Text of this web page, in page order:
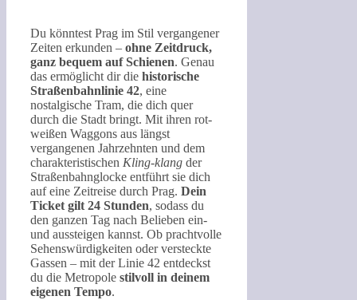
Du könntest Prag im Stil vergangener
Zeiten erkunden – ohne Zeitdruck,
ganz bequem auf Schienen. Genau
das ermöglicht dir die historische
Straßenbahnlinie 42, eine
nostalgische Tram, die dich quer
durch die Stadt bringt. Mit ihren rot-
weißen Waggons aus längst
vergangenen Jahrzehnten und dem
charakteristischen Kling-klang der
Straßenbahnglocke entführt sie dich
auf eine Zeitreise durch Prag. Dein
Ticket gilt 24 Stunden, sodass du
den ganzen Tag nach Belieben ein-
und aussteigen kannst. Ob prachtvolle
Sehenswürdigkeiten oder versteckte
Gassen – mit der Linie 42 entdeckst
du die Metropole stilvoll in deinem
eigenen Tempo.